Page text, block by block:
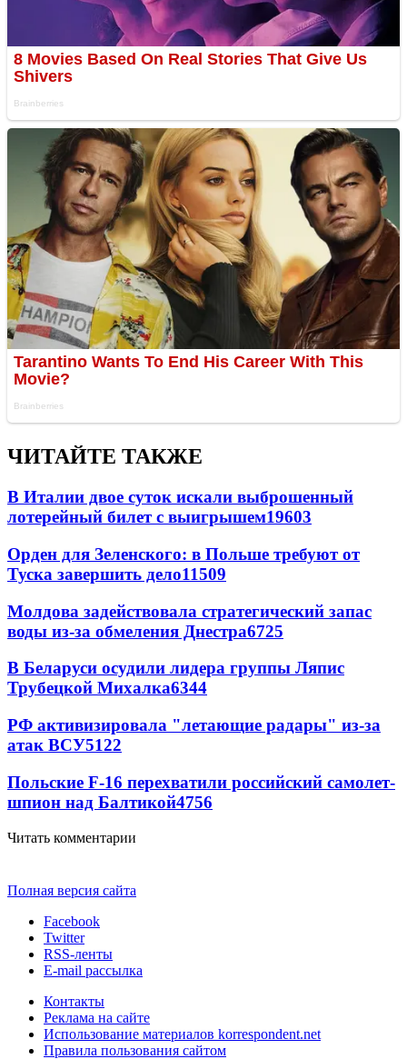
ЧИТАЙТЕ ТАКЖЕ
В Италии двое суток искали выброшенный
лотерейный билет с выигрышем19603
Орден для Зеленского: в Польше требуют от
Туска завершить дело11509
Молдова задействовала стратегический запас
воды из-за обмеления Днестра6725
В Беларуси осудили лидера группы Ляпис
Трубецкой Михалка6344
РФ активизировала "летающие радары" из-за
атак ВСУ5122
Польские F-16 перехватили российский самолет-
шпион над Балтикой4756
Читать комментарии
Полная версия сайта
Facebook
Twitter
RSS-ленты
E-mail рассылка
Контакты
Реклама на сайте
Использование материалов korrespondent.net
Правила пользования сайтом